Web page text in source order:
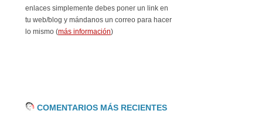
enlaces simplemente debes poner un link en
tu web/blog y mándanos un correo para hacer
lo mismo (más información)
COMENTARIOS MÁS RECIENTES